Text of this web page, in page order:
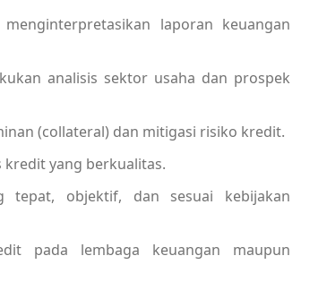
laporan keuangan
analisis sektor usaha dan prospek
(collateral) dan mitigasi risiko kredit.
yang berkualitas.
tepat, objektif, dan sesuai kebijakan
pada lembaga keuangan maupun